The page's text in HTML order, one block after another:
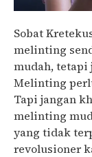
Sobat
melinting
mudah, tetapi
Melinting
Tapi jangan
melinting
yang tidak
revolusioner